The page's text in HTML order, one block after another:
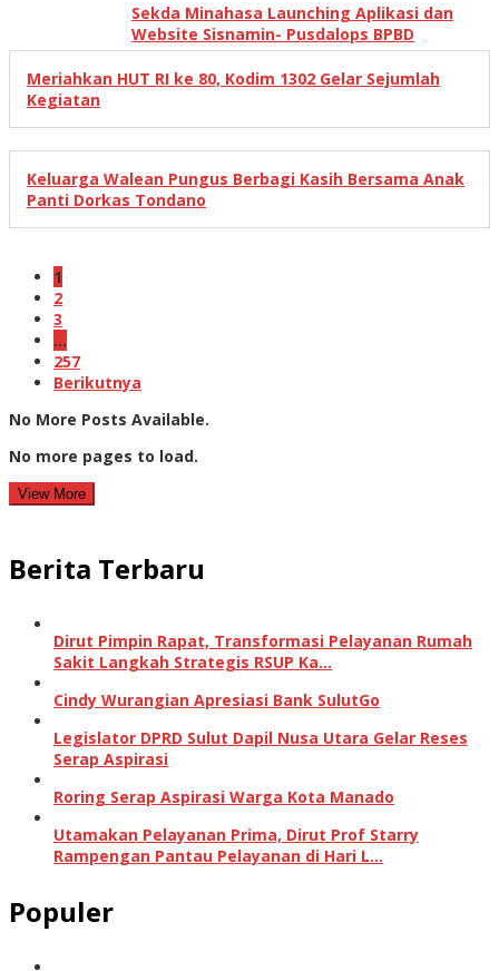
Sekda Minahasa Launching Aplikasi dan
Website Sisnamin- Pusdalops BPBD
Meriahkan HUT RI ke 80, Kodim 1302 Gelar Sejumlah
Kegiatan
Keluarga Walean Pungus Berbagi Kasih Bersama Anak
Panti Dorkas Tondano
1
2
3
…
257
Berikutnya
No More Posts Available.
No more pages to load.
View More
Berita Terbaru
Dirut Pimpin Rapat, Transformasi Pelayanan Rumah
Sakit Langkah Strategis RSUP Ka…
Cindy Wurangian Apresiasi Bank SulutGo
Legislator DPRD Sulut Dapil Nusa Utara Gelar Reses
Serap Aspirasi
Roring Serap Aspirasi Warga Kota Manado
Utamakan Pelayanan Prima, Dirut Prof Starry
Rampengan Pantau Pelayanan di Hari L…
Populer